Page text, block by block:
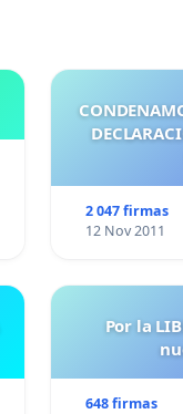
2 047 firmas
12 Nov 2011
Por la
648 firmas